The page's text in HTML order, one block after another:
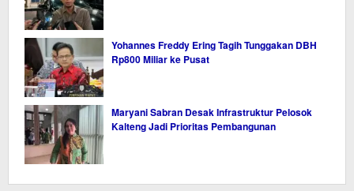
Yohannes Freddy Ering Tagih Tunggakan DBH
Rp800 Miliar ke Pusat
Maryani Sabran Desak Infrastruktur Pelosok
Kalteng Jadi Prioritas Pembangunan